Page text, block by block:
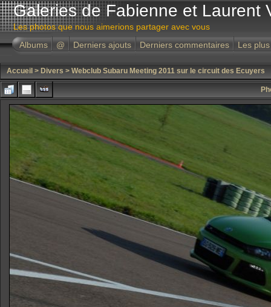
Galeries de Fabienne et Laurent
Les photos que nous aimerions partager avec vous
Albums
@ Derniers ajouts Derniers commentaires Les
Accueil > Divers > Webclub Subaru Meeting 2011 sur le circuit des Ecuyers